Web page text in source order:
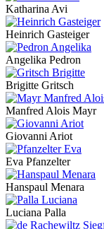
Katharina Avi
Heinrich Gasteiger
Angelika Pedron
Brigitte Gritsch
Manfred Alois Mayr
Giovanni Ariot
Eva Pfanzelter
Hanspaul Menara
Luciana Palla